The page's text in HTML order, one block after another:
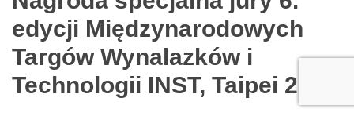
edycji Międzynarodowych
Targów Wynalazków i
Technologii INST, Taipei 2010